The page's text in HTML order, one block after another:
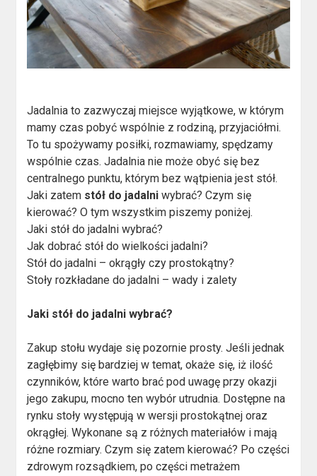
Jadalnia to zazwyczaj miejsce wyjątkowe, w którym
mamy czas pobyć wspólnie z rodziną, przyjaciółmi.
To tu spożywamy posiłki, rozmawiamy, spędzamy
wspólnie czas. Jadalnia nie może obyć się bez
centralnego punktu, którym bez wątpienia jest stół.
Jaki zatem stół do jadalni wybrać? Czym się
kierować? O tym wszystkim piszemy poniżej.
Jaki stół do jadalni wybrać?
Jak dobrać stół do wielkości jadalni?
Stół do jadalni – okrągły czy prostokątny?
Stoły rozkładane do jadalni – wady i zalety
Jaki stół do jadalni wybrać?
Zakup stołu wydaje się pozornie prosty. Jeśli jednak
zagłębimy się bardziej w temat, okaże się, iż ilość
czynników, które warto brać pod uwagę przy okazji
jego zakupu, mocno ten wybór utrudnia. Dostępne na
rynku stoły występują w wersji prostokątnej oraz
okrągłej. Wykonane są z różnych materiałów i mają
różne rozmiary. Czym się zatem kierować? Po części
zdrowym rozsądkiem, po części metrażem